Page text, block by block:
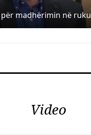
madhërimin në ruku
Video